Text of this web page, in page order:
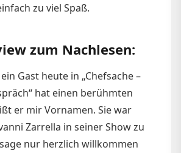
zu viel Spaß.
zum Nachlesen:
Gast heute in „Chefsache –
hat einen berühmten
er mir Vornamen. Sie war
Zarrella in seiner Show zu
nur herzlich willkommen